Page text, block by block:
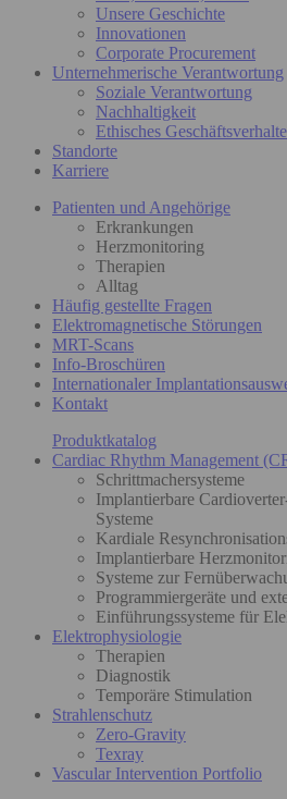
Unsere Geschichte
Innovationen
Corporate Procurement
Unternehmerische Verantwortung
Soziale Verantwortung
Nachhaltigkeit
Ethisches
Standorte
Karriere
Patienten und Angehörige
Erkrankungen
Herzmonitoring
Therapien
Alltag
Häufig gestellte Fragen
Elektromagnetische Störungen
MRT-Scans
Info-Broschüren
Internationaler
Kontakt
Produktkatalog
Cardiac Rhythm Management
Schrittmachersysteme
Implantierbare
Systeme
Kardiale
Implantierbare
Systeme zur
Programmiergeräte und
Einführungssysteme für
Elektrophysiologie
Therapien
Diagnostik
Temporäre Stimulation
Strahlenschutz
Zero-Gravity
Texray
Vascular Intervention Portfolio